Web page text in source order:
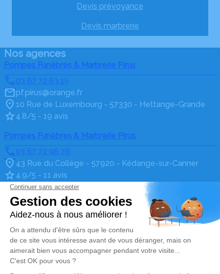
Devis prévoyance
Devis marbrerie
Nos agences
Pompes Funèbres & Marbrerie Pirus
03 67 72 63 15
pf.pirus@orange.fr
10 Rue de Luxembourg - 57330 - Hettange-Grande
4.8/5 - 19 avis
Pompes Funèbres & Marbrerie Pirus
03 67 72 96 76
43 Rue du Collège - 57920 - Kédange-sur-Canner
4.9/5 - 11 avis
Pompes Funèbres & Marbrerie Pirus
03 67 80 15 37
68 Avenue Albert 1er - 57100 - Thionville
4.5/5 - 37 avis
Pompes Funèbres & Marbrerie Pirus